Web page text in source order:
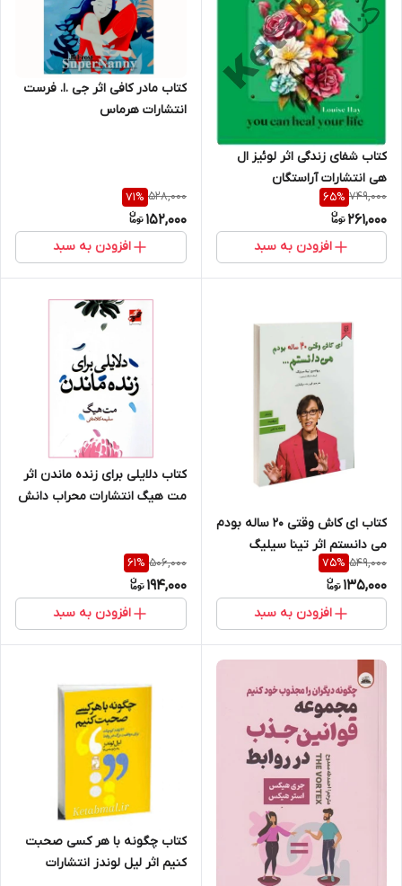
کتاب شفای زندگی اثر لوئیز ال
هی انتشارات آراستگان
749,000
65%
261,000
افزودن به سبد
کتاب مادر کافی اثر جی .ا. فرست
انتشارات هرماس
528,000
71%
152,000
افزودن به سبد
کتاب ای کاش وقتی 20 ساله بودم
می دانستم اثر تینا سیلیگ
انتشارات نیک فرجام
549,000
75%
135,000
افزودن به سبد
کتاب دلایلی برای زنده ماندن اثر
مت هیگ انتشارات محراب دانش
506,000
61%
194,000
افزودن به سبد
کتاب چگونه با هر کسی صحبت
کنیم اثر لیل لوندز انتشارات